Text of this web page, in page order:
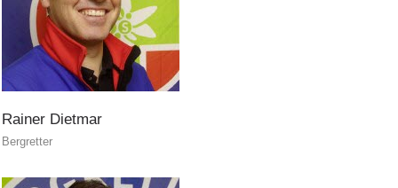
Rainer Dietmar
Bergretter